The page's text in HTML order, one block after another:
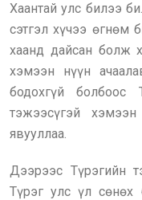
Хаантай улс билээ
сэтгэл хүчээ өгнөм
хаанд дайсан болж
хэмээн нүүн
бодохгүй
тэжээсүгэй
явууллаа.
Дээрээс Түрэгийн
Түрэг улс үл сөнөх